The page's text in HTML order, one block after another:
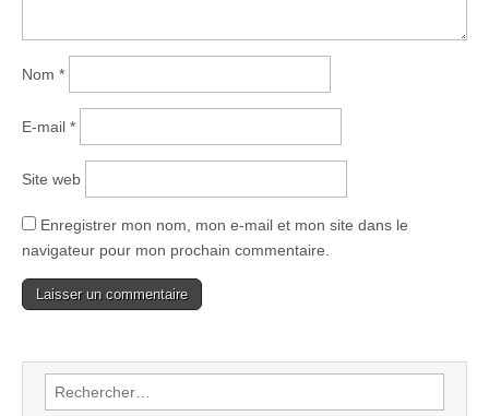
Nom *
E-mail *
Site web
Enregistrer mon nom, mon e-mail et mon site dans le
navigateur pour mon prochain commentaire.
Rechercher :